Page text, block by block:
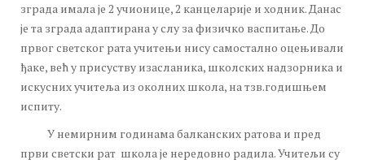
зграда имала је 2 учионице, 2 канцеларије и ходник. Данас
је та зграда адаптирана у слу за физичко васпитање. До
првог светског рата учитењи нису самостално оцењивали
ђаке, већ у присуству изасланика, школских надзорника и
искусних учитеља из околних школа, на тзв.годишњем
испиту.
У немирним годинама балканских ратова и пред
први светски рат школа је нередовно радила. Учитељи су